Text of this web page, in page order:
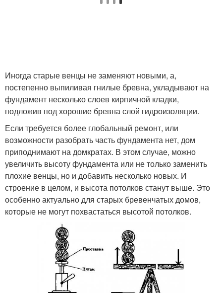
Иногда старые венцы не заменяют новыми, а,
постепенно выпиливая гнилые бревна, укладывают на
фундамент несколько слоев кирпичной кладки,
подложив под хорошие бревна слой гидроизоляции.
Если требуется более глобальный ремонт, или
возможности разобрать часть фундамента нет, дом
приподнимают на домкратах. В этом случае, можно
увеличить высоту фундамента или не только заменить
плохие венцы, но и добавить несколько новых. И
строение в целом, и высота потолков станут выше. Это
особенно актуально для старых бревенчатых домов,
которые не могут похвастаться высотой потолков.